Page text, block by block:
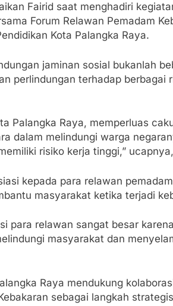
Fairid saat menghadiri
Forum Relawan Pemadam
Kota Palangka Raya.
jaminan sosial bukanlah
perlindungan terhadap berbagai
Palangka Raya, memperluas
dalam melindungi warga
risiko kerja tinggi,”
kepada para relawan
masyarakat ketika terjadi
para relawan sangat besar
masyarakat dan
Raya mendukung
sebagai langkah